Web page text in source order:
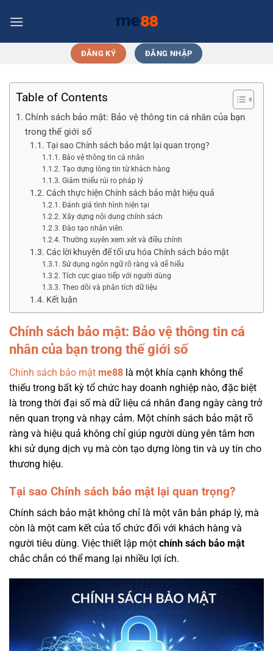
đến
ĐĂNG KÝ ĐĂNG NHẬP
Table of Contents
Chính sách bảo mật: Bảo vệ thông tin cá nhân của bạn
trong thế giới số
Tại sao Chính sách bảo mật lại quan trọng?
Bảo vệ thông tin cá nhân
Tạo dựng lòng tin từ khách hàng
Giảm thiểu rủi ro pháp lý
Cách thực hiện Chính sách bảo mật hiệu quả
Đánh giá tình hình hiện tại
Xây dựng nội dung chính sách
Đào tạo nhân viên
Thường xuyên xem xét và điều chỉnh
Các lời khuyên để tối ưu hóa Chính sách bảo mật
Sử dụng ngôn ngữ rõ ràng và dễ hiểu
Tích cực giao tiếp với người dùng
Theo dõi và phân tích dữ liệu
Kết luận
Chính sách bảo mật: Bảo vệ thông tin cá
nhân của bạn trong thế giới số
Chính sách bảo mật me88 là một khía cạnh không thể
thiếu trong bất kỳ tổ chức hay doanh nghiệp nào, đặc biệt
là trong thời đại số mà dữ liệu cá nhân đang ngày càng trở
nên quan trọng và nhạy cảm. Một chính sách bảo mật rõ
ràng và hiệu quả không chỉ giúp người dùng yên tâm hơn
khi sử dụng dịch vụ mà còn tạo dựng lòng tin và uy tín cho
thương hiệu.
Tại sao Chính sách bảo mật lại quan trọng?
Chính sách bảo mật không chỉ là một văn bản pháp lý, mà
còn là một cam kết của tổ chức đối với khách hàng và
người tiêu dùng. Việc thiết lập một chính sách bảo mật
chắc chắn có thể mang lại nhiều lợi ích.